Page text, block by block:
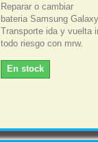
Reparar o cambiar
bateria Samsung
Transporte ida y vuelta
todo riesgo con mrw.
En stock